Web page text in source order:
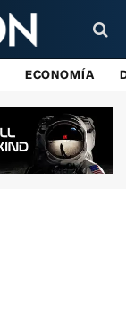
ECONOMÍA